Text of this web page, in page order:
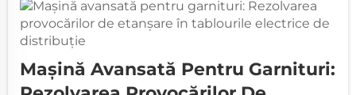
Mașină Avansată Pentru Garnituri: